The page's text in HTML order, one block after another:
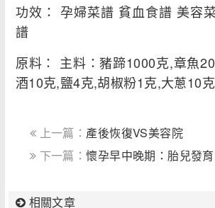
功效： 孕婦菜譜 貧血食譜 美容
譜
原料： 主料：豬蹄1000克,章魚
酒10克,鹽4克,胡椒粉1克,大蔥10克
上一篇： 產後恢復VS美容院
下一篇：懷孕早中晚期：胎兒發
相關文章